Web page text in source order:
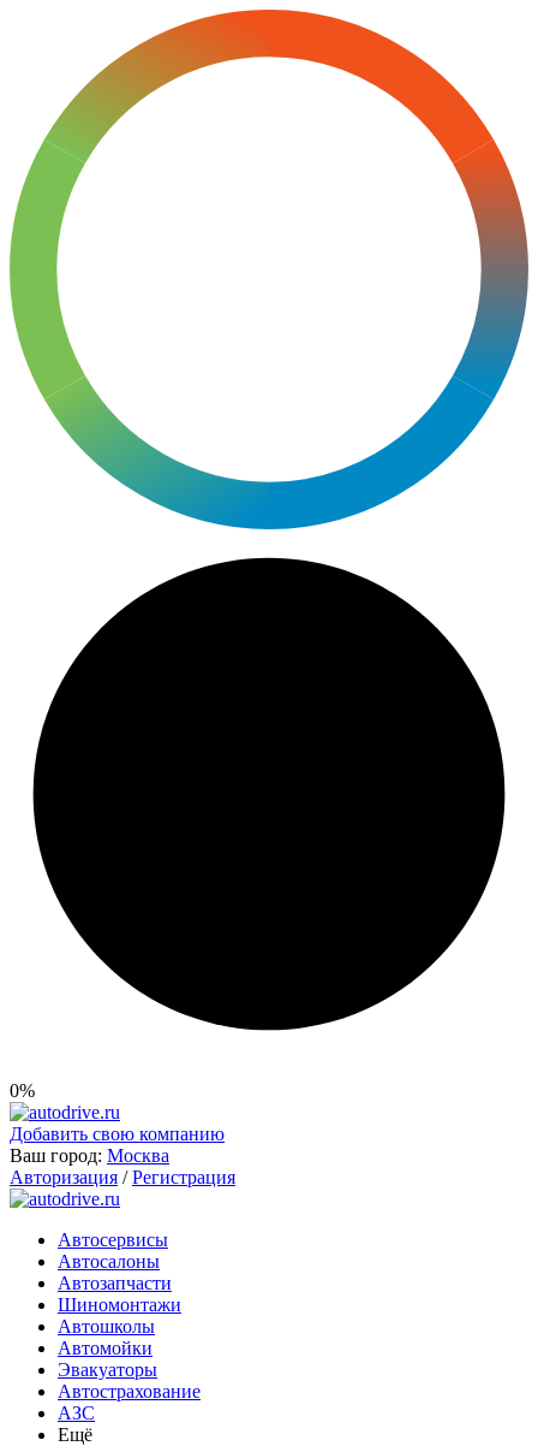
0%
Добавить свою компанию
Ваш город: Москва
Авторизация / Регистрация
Автосервисы
Автосалоны
Автозапчасти
Шиномонтажи
Автошколы
Автомойки
Эвакуаторы
Автострахование
АЗС
Ещё